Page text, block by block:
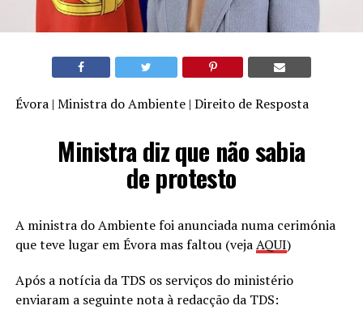
Évora | Ministra do Ambiente | Direito de Resposta
Ministra diz que não sabia
de protesto
A ministra do Ambiente foi anunciada numa cerimónia
que teve lugar em Évora mas faltou (vejaAQUI)
Após a notícia da TDS os serviços do ministério
enviaram a seguinte nota à redacção da TDS: